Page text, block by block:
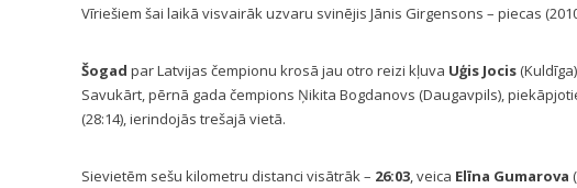
Vīriešiem šai laikā visvairāk uzvaru svinējis Jānis Girgensons – piecas
Šogad par Latvijas čempionu krosā jau otro reizi kļuva Uģis Jocis
Savukārt, pērnā gada čempions Ņikita Bogdanovs (Daugavpils),
(28:14), ierindojās trešajā vietā.
Sievietēm sešu kilometru distanci visātrāk – 26:03, veica Elīna Gumarova